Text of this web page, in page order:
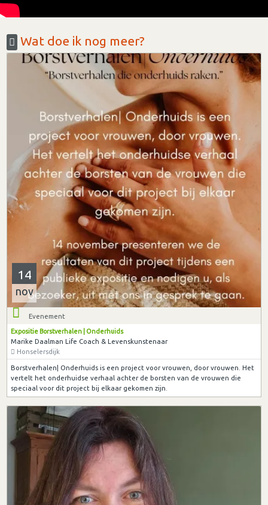
Wat doe ik nog meer?
14
nov
Evenement
Expositie Borstverhalen | Onderhuids
Marike Daalman Life Coach & Levenskunstenaar
Honselersdijk
Borstverhalen| Onderhuids is een project voor vrouwen, door vrouwen. Het
vertelt het onderhuidse verhaal achter de borsten van de vrouwen die
speciaal voor dit project bij elkaar gekomen zijn.